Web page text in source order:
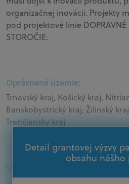
organizačnej inovácii. Projekty
pod projektové línie DOPRAVNÉ
STOROČIE.
Oprávnené územie:
Trnavský kraj, Košický kraj,
Banskobystrický kraj, Žilinský
Trenčiansky kraj
Detail grantovej výzvy
obsahu nášho